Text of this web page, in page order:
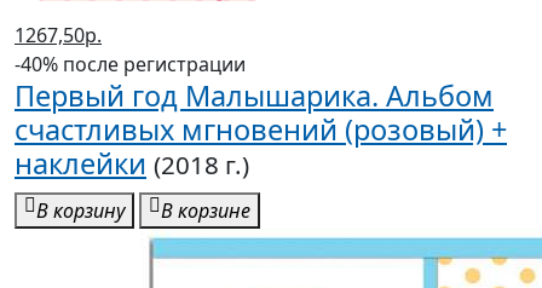
1267,50р.
-40% после регистрации
Первый год Малышарика. Альбом
счастливых мгновений (розовый) +
наклейки (2018 г.)
В корзину В корзине